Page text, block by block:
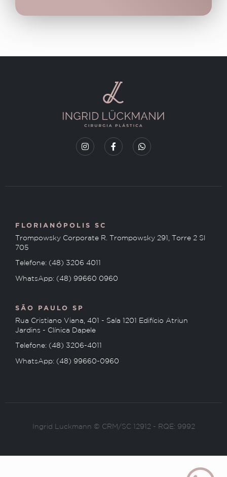
FLORIANÓPOLIS SC
Trompowsky Corporate R. Trompowsky 291, Torre 2 Sl
705
Telefone: (48) 3206 4011
WhatsApp: (48) 99660 0960
SÃO PAULO SP
Rua Cristiano Viana, 401 - Sala 1201 Edifício Atriun
Jardins - Clínica Dapele
Telefone: (48) 3206-4011
WhatsApp: (48) 99660-0960
Ingrid Luckmann © CRM/SC 12912 - RQE: 9992